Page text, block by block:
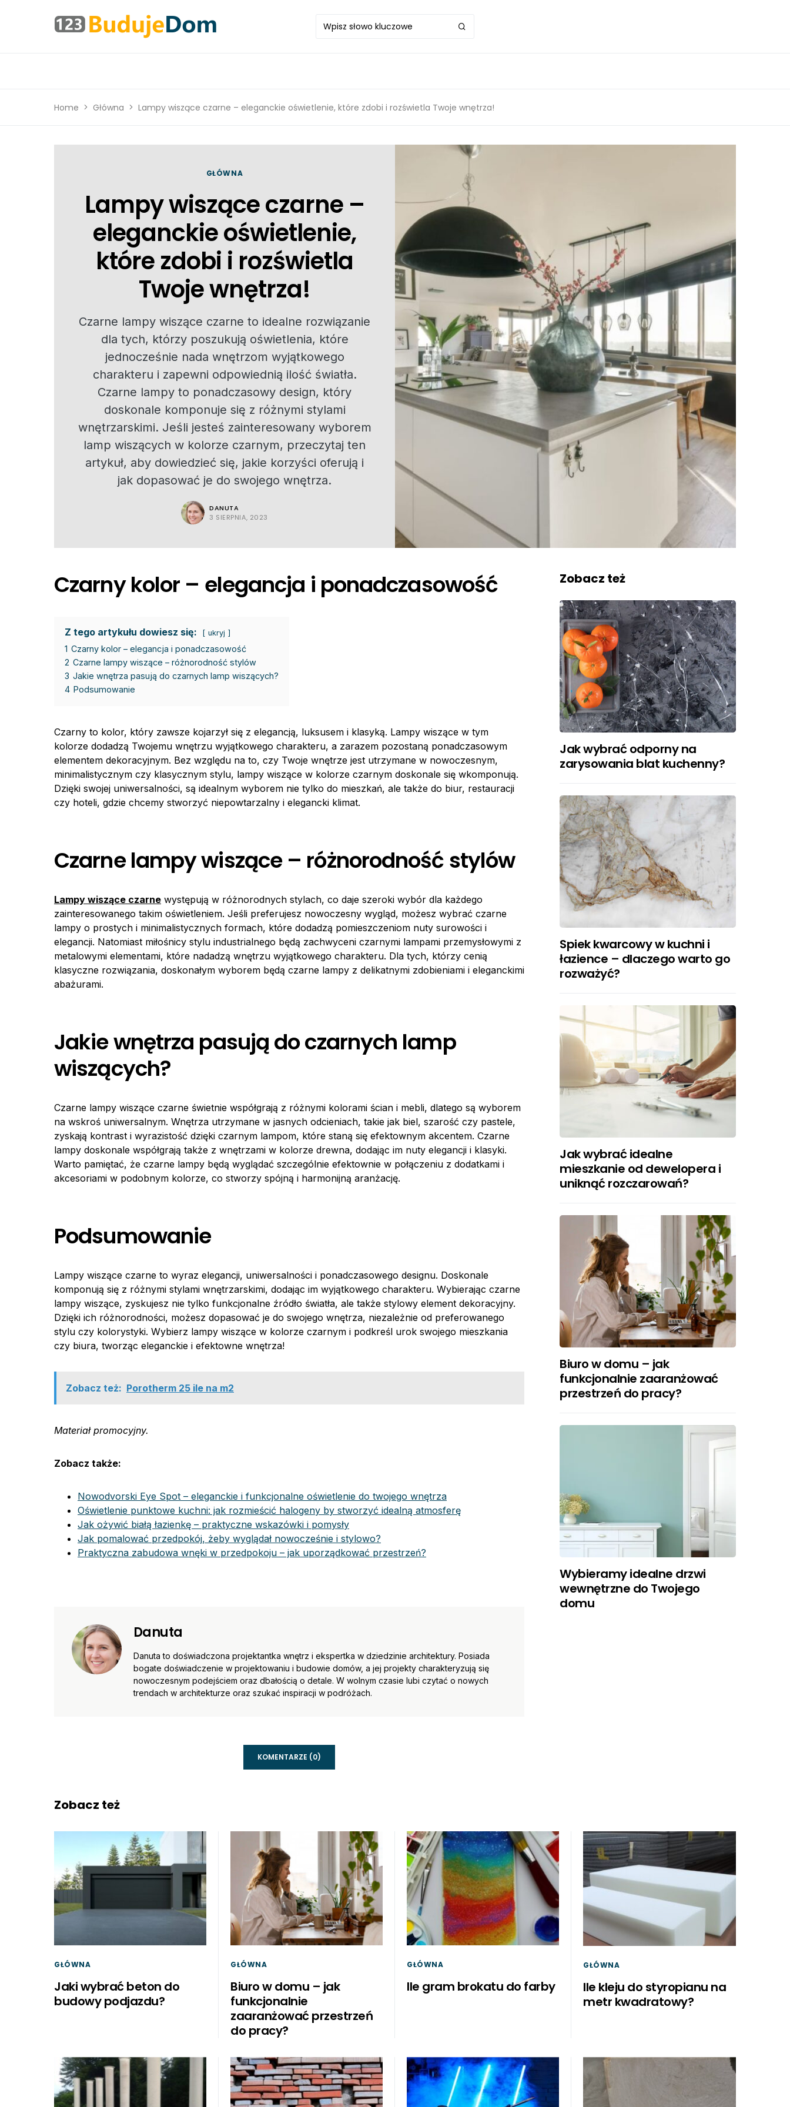
Home Główna Lampy wiszące czarne – eleganckie oświetlenie, które zdobi i rozświetla Twoje wnętrza!
GŁÓWNA
Lampy wiszące czarne –
eleganckie oświetlenie,
które zdobi i rozświetla
Twoje wnętrza!
Czarne lampy wiszące czarne to idealne rozwiązanie
dla tych, którzy poszukują oświetlenia, które
jednocześnie nada wnętrzom wyjątkowego
charakteru i zapewni odpowiednią ilość światła.
Czarne lampy to ponadczasowy design, który
doskonale komponuje się z różnymi stylami
wnętrzarskimi. Jeśli jesteś zainteresowany wyborem
lamp wiszących w kolorze czarnym, przeczytaj ten
artykuł, aby dowiedzieć się, jakie korzyści oferują i
jak dopasować je do swojego wnętrza.
DANUTA
3 SIERPNIA, 2023
Czarny kolor – elegancja i ponadczasowość
Z tego artykułu dowiesz się: ukryj
1 Czarny kolor – elegancja i ponadczasowość
2 Czarne lampy wiszące – różnorodność stylów
3 Jakie wnętrza pasują do czarnych lamp wiszących?
4 Podsumowanie
Czarny to kolor, który zawsze kojarzył się z elegancją, luksusem i klasyką. Lampy wiszące w tym
kolorze dodadzą Twojemu wnętrzu wyjątkowego charakteru, a zarazem pozostaną ponadczasowym
elementem dekoracyjnym. Bez względu na to, czy Twoje wnętrze jest utrzymane w nowoczesnym,
minimalistycznym czy klasycznym stylu, lampy wiszące w kolorze czarnym doskonale się wkomponują.
Dzięki swojej uniwersalności, są idealnym wyborem nie tylko do mieszkań, ale także do biur, restauracji
czy hoteli, gdzie chcemy stworzyć niepowtarzalny i elegancki klimat.
Czarne lampy wiszące – różnorodność stylów
Lampy wiszące czarne występują w różnorodnych stylach, co daje szeroki wybór dla każdego
zainteresowanego takim oświetleniem. Jeśli preferujesz nowoczesny wygląd, możesz wybrać czarne
lampy o prostych i minimalistycznych formach, które dodadzą pomieszczeniom nuty surowości i
elegancji. Natomiast miłośnicy stylu industrialnego będą zachwyceni czarnymi lampami przemysłowymi z
metalowymi elementami, które nadadzą wnętrzu wyjątkowego charakteru. Dla tych, którzy cenią
klasyczne rozwiązania, doskonałym wyborem będą czarne lampy z delikatnymi zdobieniami i eleganckimi
abażurami.
Jakie wnętrza pasują do czarnych lamp
wiszących?
Czarne lampy wiszące czarne świetnie współgrają z różnymi kolorami ścian i mebli, dlatego są wyborem
na wskroś uniwersalnym. Wnętrza utrzymane w jasnych odcieniach, takie jak biel, szarość czy pastele,
zyskają kontrast i wyrazistość dzięki czarnym lampom, które staną się efektownym akcentem. Czarne
lampy doskonale współgrają także z wnętrzami w kolorze drewna, dodając im nuty elegancji i klasyki.
Warto pamiętać, że czarne lampy będą wyglądać szczególnie efektownie w połączeniu z dodatkami i
akcesoriami w podobnym kolorze, co stworzy spójną i harmonijną aranżację.
Podsumowanie
Lampy wiszące czarne to wyraz elegancji, uniwersalności i ponadczasowego designu. Doskonale
komponują się z różnymi stylami wnętrzarskimi, dodając im wyjątkowego charakteru. Wybierając czarne
lampy wiszące, zyskujesz nie tylko funkcjonalne źródło światła, ale także stylowy element dekoracyjny.
Dzięki ich różnorodności, możesz dopasować je do swojego wnętrza, niezależnie od preferowanego
stylu czy kolorystyki. Wybierz lampy wiszące w kolorze czarnym i podkreśl urok swojego mieszkania
czy biura, tworząc eleganckie i efektowne wnętrza!
Zobacz też: Porotherm 25 ile na m2
Materiał promocyjny.
Zobacz także:
Nowodvorski Eye Spot – eleganckie i funkcjonalne oświetlenie do twojego wnętrza
Oświetlenie punktowe kuchni: jak rozmieścić halogeny by stworzyć idealną atmosferę
Jak ożywić białą łazienkę – praktyczne wskazówki i pomysły
Jak pomalować przedpokój, żeby wyglądał nowocześnie i stylowo?
Praktyczna zabudowa wnęki w przedpokoju – jak uporządkować przestrzeń?
Danuta
Danuta to doświadczona projektantka wnętrz i ekspertka w dziedzinie architektury. Posiada
bogate doświadczenie w projektowaniu i budowie domów, a jej projekty charakteryzują się
nowoczesnym podejściem oraz dbałością o detale. W wolnym czasie lubi czytać o nowych
trendach w architekturze oraz szukać inspiracji w podróżach.
KOMENTARZE (0)
Zobacz też
Jak wybrać odporny na
zarysowania blat kuchenny?
Spiek kwarcowy w kuchni i
łazience – dlaczego warto go
rozważyć?
Jak wybrać idealne
mieszkanie od dewelopera i
uniknąć rozczarowań?
Biuro w domu – jak
funkcjonalnie zaaranżować
przestrzeń do pracy?
Wybieramy idealne drzwi
wewnętrzne do Twojego
domu
Zobacz też
GŁÓWNA
Jaki wybrać beton do
budowy podjazdu?
GŁÓWNA
Biuro w domu – jak
funkcjonalnie
zaaranżować przestrzeń
do pracy?
GŁÓWNA
Ile gram brokatu do farby
GŁÓWNA
Ile kleju do styropianu na
metr kwadratowy?